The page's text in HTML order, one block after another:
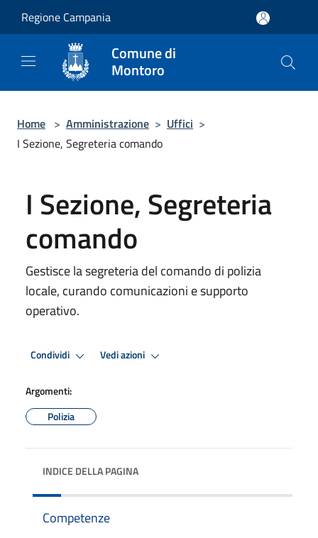
Regione Campania
Comune di
Montoro
Home > Amministrazione > Uffici >
I Sezione, Segreteria comando
I Sezione, Segreteria
comando
Gestisce la segreteria del comando di polizia
locale, curando comunicazioni e supporto
operativo.
Condividi Vedi azioni
Argomenti:
Polizia
INDICE DELLA PAGINA
Competenze